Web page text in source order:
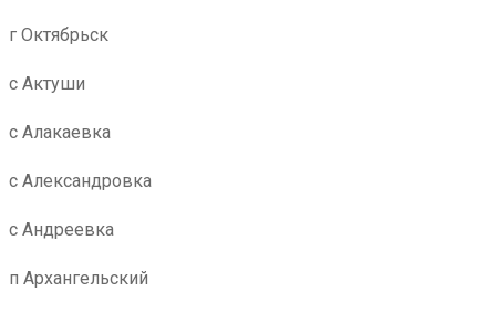
г Октябрьск
с Актуши
с Алакаевка
с Александровка
с Андреевка
п Архангельский